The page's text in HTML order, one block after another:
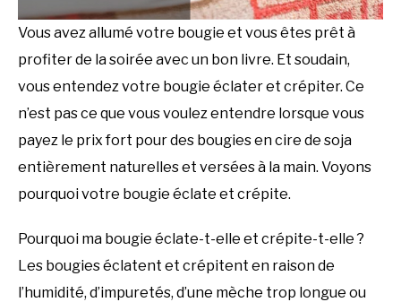
Vous avez allumé votre bougie et vous êtes prêt à
profiter de la soirée avec un bon livre. Et soudain,
vous entendez votre bougie éclater et crépiter. Ce
n’est pas ce que vous voulez entendre lorsque vous
payez le prix fort pour des bougies en cire de soja
entièrement naturelles et versées à la main. Voyons
pourquoi votre bougie éclate et crépite.
Pourquoi ma bougie éclate-t-elle et crépite-t-elle ?
Les bougies éclatent et crépitent en raison de
l’humidité, d’impuretés, d’une mèche trop longue ou